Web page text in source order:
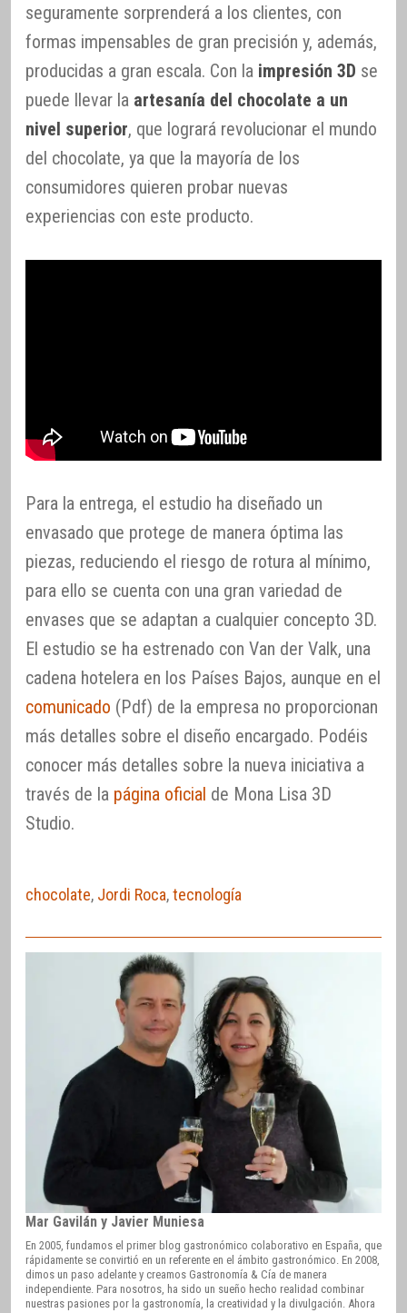
seguramente sorprenderá a los clientes, con
formas impensables de gran precisión y, además,
producidas a gran escala. Con la impresión 3D se
puede llevar la artesanía del chocolate a un
nivel superior, que logrará revolucionar el mundo
del chocolate, ya que la mayoría de los
consumidores quieren probar nuevas
experiencias con este producto.
Para la entrega, el estudio ha diseñado un
envasado que protege de manera óptima las
piezas, reduciendo el riesgo de rotura al mínimo,
para ello se cuenta con una gran variedad de
envases que se adaptan a cualquier concepto 3D.
El estudio se ha estrenado con Van der Valk, una
cadena hotelera en los Países Bajos, aunque en el
comunicado (Pdf) de la empresa no proporcionan
más detalles sobre el diseño encargado. Podéis
conocer más detalles sobre la nueva iniciativa a
través de la página oficial de Mona Lisa 3D
Studio.
chocolate, Jordi Roca,tecnología
Mar Gavilán y Javier Muniesa
En 2005, fundamos el primer blog gastronómico colaborativo en España, que
rápidamente se convirtió en un referente en el ámbito gastronómico. En 2008,
dimos un paso adelante y creamos Gastronomía & Cía de manera
independiente. Para nosotros, ha sido un sueño hecho realidad combinar
nuestras pasiones por la gastronomía, la creatividad y la divulgación. Ahora